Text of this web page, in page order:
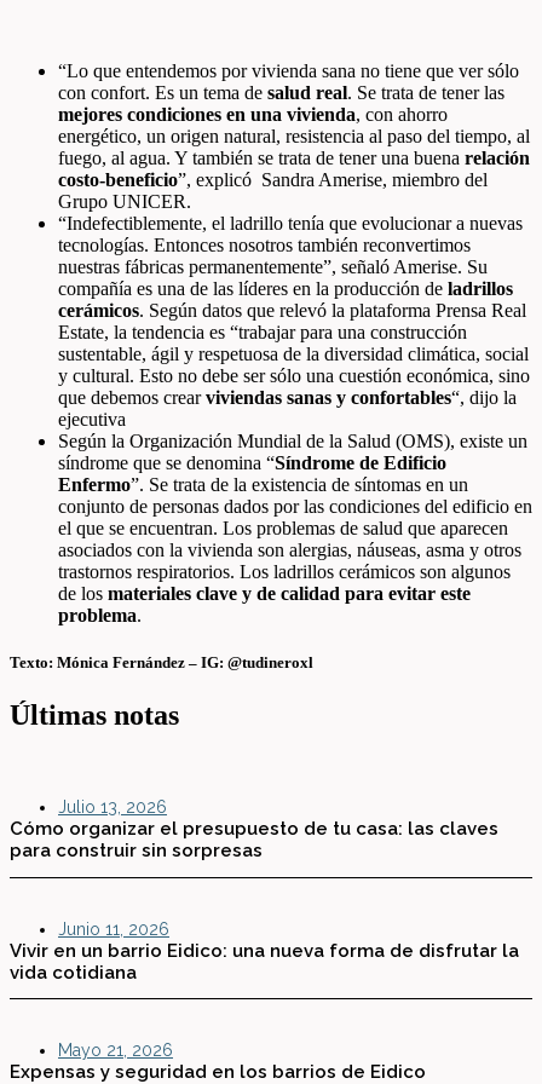
“Lo que entendemos por vivienda sana no tiene que ver sólo
con confort. Es un tema de salud real. Se trata de tener las
mejores condiciones en una vivienda, con ahorro
energético, un origen natural, resistencia al paso del tiempo, al
fuego, al agua. Y también se trata de tener una buena relación
costo-beneficio”, explicó Sandra Amerise, miembro del
Grupo UNICER.
“Indefectiblemente, el ladrillo tenía que evolucionar a nuevas
tecnologías. Entonces nosotros también reconvertimos
nuestras fábricas permanentemente”, señaló Amerise. Su
compañía es una de las líderes en la producción de ladrillos
cerámicos. Según datos que relevó la plataforma Prensa Real
Estate, la tendencia es “trabajar para una construcción
sustentable, ágil y respetuosa de la diversidad climática, social
y cultural. Esto no debe ser sólo una cuestión económica, sino
que debemos crearviviendas sanas y confortables“, dijo la
ejecutiva
Según la Organización Mundial de la Salud (OMS), existe un
síndrome que se denomina “Síndrome de Edificio
Enfermo”. Se trata de la existencia de síntomas en un
conjunto de personas dados por las condiciones del edificio en
el que se encuentran. Los problemas de salud que aparecen
asociados con la vivienda son alergias, náuseas, asma y otros
trastornos respiratorios. Los ladrillos cerámicos son algunos
de los materiales clave y de calidad para evitar este
problema.
Texto: Mónica Fernández – IG: @tudineroxl
Últimas notas
Julio 13, 2026
Cómo organizar el presupuesto de tu casa: las claves
para construir sin sorpresas
Junio 11, 2026
Vivir en un barrio Eidico: una nueva forma de disfrutar la
vida cotidiana
Mayo 21, 2026
Expensas y seguridad en los barrios de Eidico